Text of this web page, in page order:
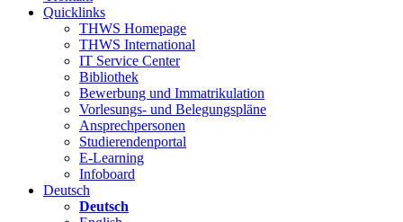
Quicklinks
THWS Homepage
THWS International
IT Service Center
Bibliothek
Bewerbung und Immatrikulation
Vorlesungs- und Belegungspläne
Ansprechpersonen
Studierendenportal
E-Learning
Infoboard
Deutsch
Deutsch